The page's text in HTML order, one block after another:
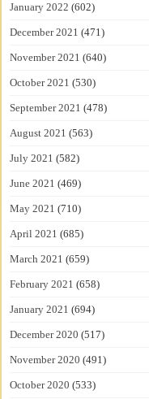
January 2022 (602)
December 2021 (471)
November 2021 (640)
October 2021 (530)
September 2021 (478)
August 2021 (563)
July 2021 (582)
June 2021 (469)
May 2021 (710)
April 2021 (685)
March 2021 (659)
February 2021 (658)
January 2021 (694)
December 2020 (517)
November 2020 (491)
October 2020 (533)